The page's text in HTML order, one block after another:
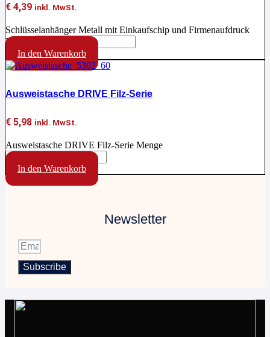
€ 4,39 inkl. MwSt.
Schlüsselanhänger Metall mit Einkaufschip und Firmenaufdruck
Menge
In den Warenkorb
Ausweistasche DRIVE Filz-Serie
€ 5,98 inkl. MwSt.
Ausweistasche DRIVE Filz-Serie Menge
In den Warenkorb
Newsletter
Subscribe